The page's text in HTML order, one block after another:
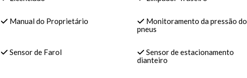
Manual do Proprietário
Monitoramento da pressão
pneus
Sensor de Farol
Sensor de estacionamento
dianteiro